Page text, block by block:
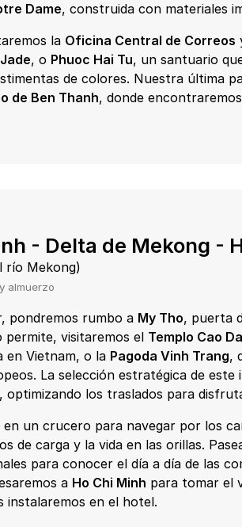
Dame, construida con materiales
la Oficina Central de Correos
, o Phuoc Hai Tu, un santuario
de colores. Nuestra última
de Ben Thanh, donde
- Delta de Mekong -
río Mekong)
almuerzo
pondremos rumbo a My Tho, puerta
permite, visitaremos el Templo Cao
en Vietnam, o la Pagoda Vinh Trang,
La selección estratégica de
optimizando los traslados para
en un crucero para navegar por los
de carga y la vida en las orillas.
para conocer el día a día de las
a Ho Chi Minh para tomar el
instalaremos en el hotel.